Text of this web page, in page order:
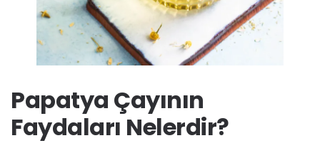
Papatya Çayının
Faydaları Nelerdir?